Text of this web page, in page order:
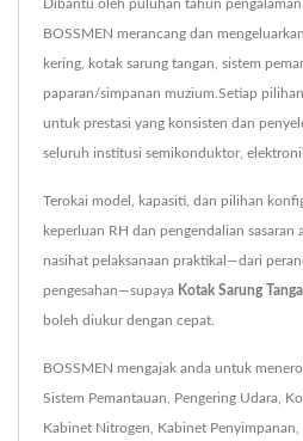
Dibantu oleh puluhan tahun
BOSSMEN merancang dan
kering, kotak sarung tangan, sistem
paparan/simpanan muzium.Setiap pilihan
untuk prestasi yang konsisten dan
seluruh institusi semikonduktor,
Terokai model, kapasiti, dan pilihan
keperluan RH dan pengendalian sasaran
nasihat pelaksanaan praktikal—dari
pengesahan—supaya Kotak Sarung
boleh diukur dengan cepat.
BOSSMEN mengajak anda untuk
Sistem Pemantauan, Pengering Udara,
Kabinet Nitrogen, Kabinet Penyimpanan,